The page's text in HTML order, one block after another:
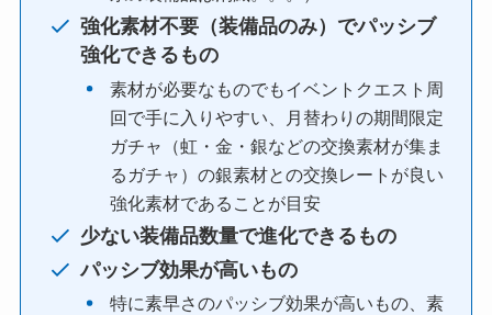
強化素材不要（装備品のみ）でパッシブ
強化できるもの
素材が必要なものでもイベントクエスト周
回で手に入りやすい、月替わりの期間限定
ガチャ（虹・金・銀などの交換素材が集ま
るガチャ）の銀素材との交換レートが良い
強化素材であることが目安
少ない装備品数量で進化できるもの
パッシブ効果が高いもの
特に素早さのパッシブ効果が高いもの、素